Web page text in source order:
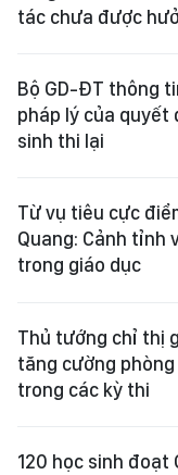
tác chưa được
Bộ GD-ĐT thông
pháp lý của quyết
sinh thi lại
Từ vụ tiêu cực
Quang: Cảnh tỉnh
trong giáo dục
Thủ tướng chỉ thị
tăng cường
trong các kỳ thi
120 học sinh đoạt